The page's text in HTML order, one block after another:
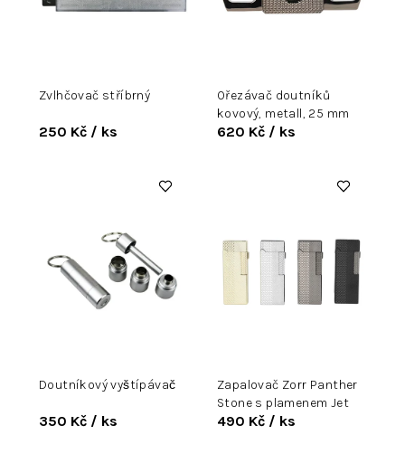
u
Zvlhčovač stříbrný
250 Kč / ks
Ořezávač doutníků
kovový, metall, 25 mm
620 Kč / ks
Doutníkový vyštípávač
350 Kč / ks
Zapalovač Zorr Panther
Stone s plamenem Jet
490 Kč / ks